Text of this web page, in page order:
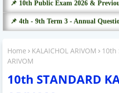
📌 10th Public Exam 2026 &
📌 4th - 9th Term 3 - Annual
Home KALAICHOL ARIVOM
10th
ARIVOM
10th STANDARD